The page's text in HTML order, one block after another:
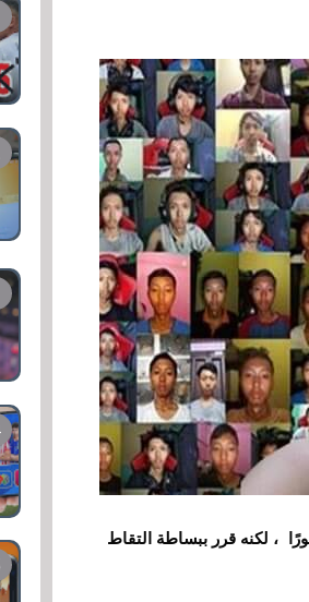
البالغ من العمر 22 عامًا ليس مشهورًا ، لكنه قرر ببساطة التقاط